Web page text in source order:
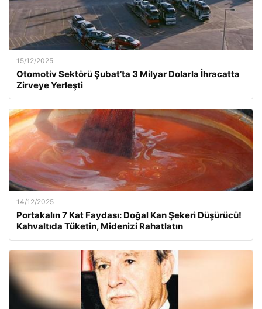
15/12/2025
Otomotiv Sektörü Şubat’ta 3 Milyar Dolarla İhracatta
Zirveye Yerleşti
14/12/2025
Portakalın 7 Kat Faydası: Doğal Kan Şekeri Düşürücü!
Kahvaltıda Tüketin, Midenizi Rahatlatın